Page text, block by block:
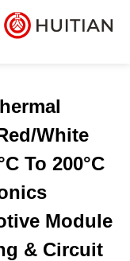
White
To 200°C
Module
& Circuit